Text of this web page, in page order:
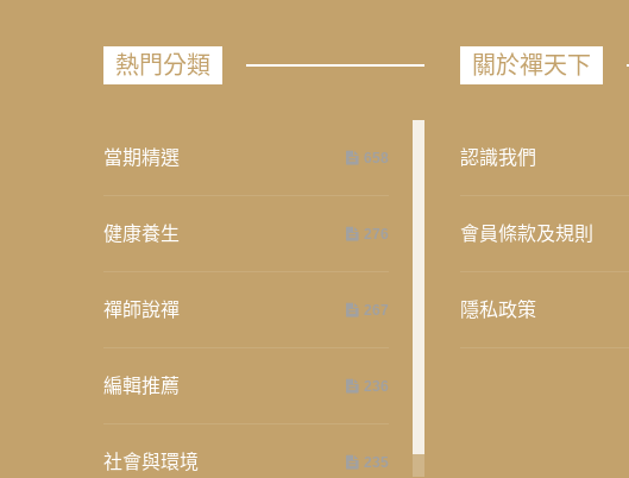
熱門分類
當期精選 658
健康養生 276
禪師說禪 267
編輯推薦 236
社會與環境 235
關於禪天下
認識我們
會員條款及規則
隱私政策